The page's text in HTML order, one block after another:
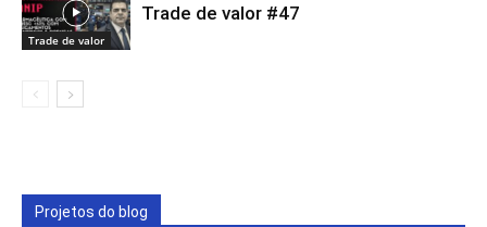
Trade de valor
Trade de valor #47
Projetos do blog